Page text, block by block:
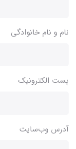
نام و نام خانوادگی
پست الکترونیک
آدرس وب‌سایت